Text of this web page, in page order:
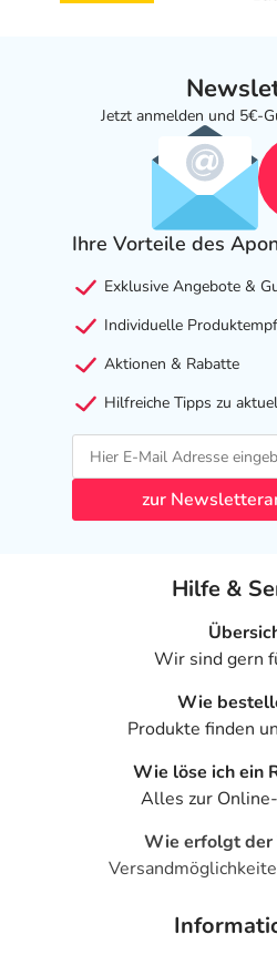
- Veränderung der Leber- und
- Hautausschlag
- Allgemeine Schwäche
- Herpesinfektionen
- Thrombozytopenie
Blutplättchen)
bestimmter weißer
- Anämie (Blutarmut)
Blutkörperchen)
- Überschießende
- Immunologische
- Schilddrüsenunterfunktion
- Erhöhte TSH-Werte im Blut
- Gewichtsabnahme
- Anstieg des Blutzuckers
- Veränderung der
- Appetitsteigerung
- Erhöhung bestimmter
- Desorientiertheit
- Angstzustände
Jetzt anmelden und 5€-
Ihre Vorteile des
Exklusive Angebote &
Individuelle
Aktionen & Rabatte
Hilfreiche Tipps zu
zur
Hilfe &
Wir sind gern
Wie
Produkte finden
Wie löse ich ein
Alles zur
Wie erfolgt der